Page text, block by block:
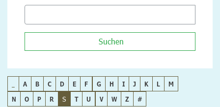
Suchen
A B C D E F G H I J K L
M
N
O P R S T U V W Z #